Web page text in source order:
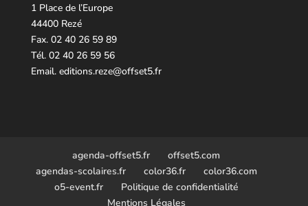
1 Place de l’Europe
44400 Rezé
Fax. 02 40 26 59 89
Tél. 02 40 26 59 56
Email. editions.reze@offset5.fr
agenda-offset5.fr
offset5.com
agendas-scolaires.fr
color36.fr
color36.com
o5-event.fr
Politique de confidentialité
Mentions Légales